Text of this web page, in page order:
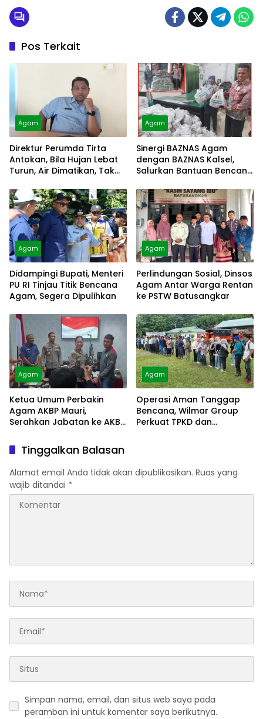
Pos Terkait
Agam
Direktur Perumda Tirta
Antokan, Bila Hujan Lebat
Turun, Air Dimatikan, Tak
Agam
Sinergi BAZNAS Agam
dengan BAZNAS Kalsel,
Salurkan Bantuan Bencana
Agam
Didampingi Bupati, Menteri
PU RI Tinjau Titik Bencana
Agam, Segera Dipulihkan
Agam
Perlindungan Sosial, Dinsos
Agam Antar Warga Rentan
ke PSTW Batusangkar
Agam
Ketua Umum Perbakin
Agam AKBP Mauri,
Serahkan Jabatan ke AKBP
Agam
Operasi Aman Tanggap
Bencana, Wilmar Group
Perkuat TPKD dan
Tinggalkan Balasan
Alamat email Anda tidak akan dipublikasikan. Ruas yang
wajib ditandai *
Simpan nama, email, dan situs web saya pada
peramban ini untuk komentar saya berikutnya.